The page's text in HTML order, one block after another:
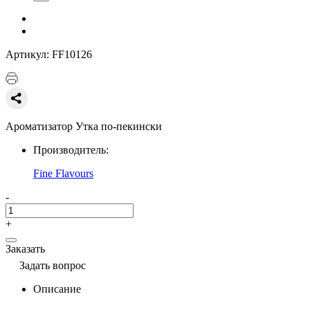
Артикул: FF10126
Ароматизатор Утка по-пекински
Производитель:
Fine Flavours
-
+
Заказать
Задать вопрос
Описание